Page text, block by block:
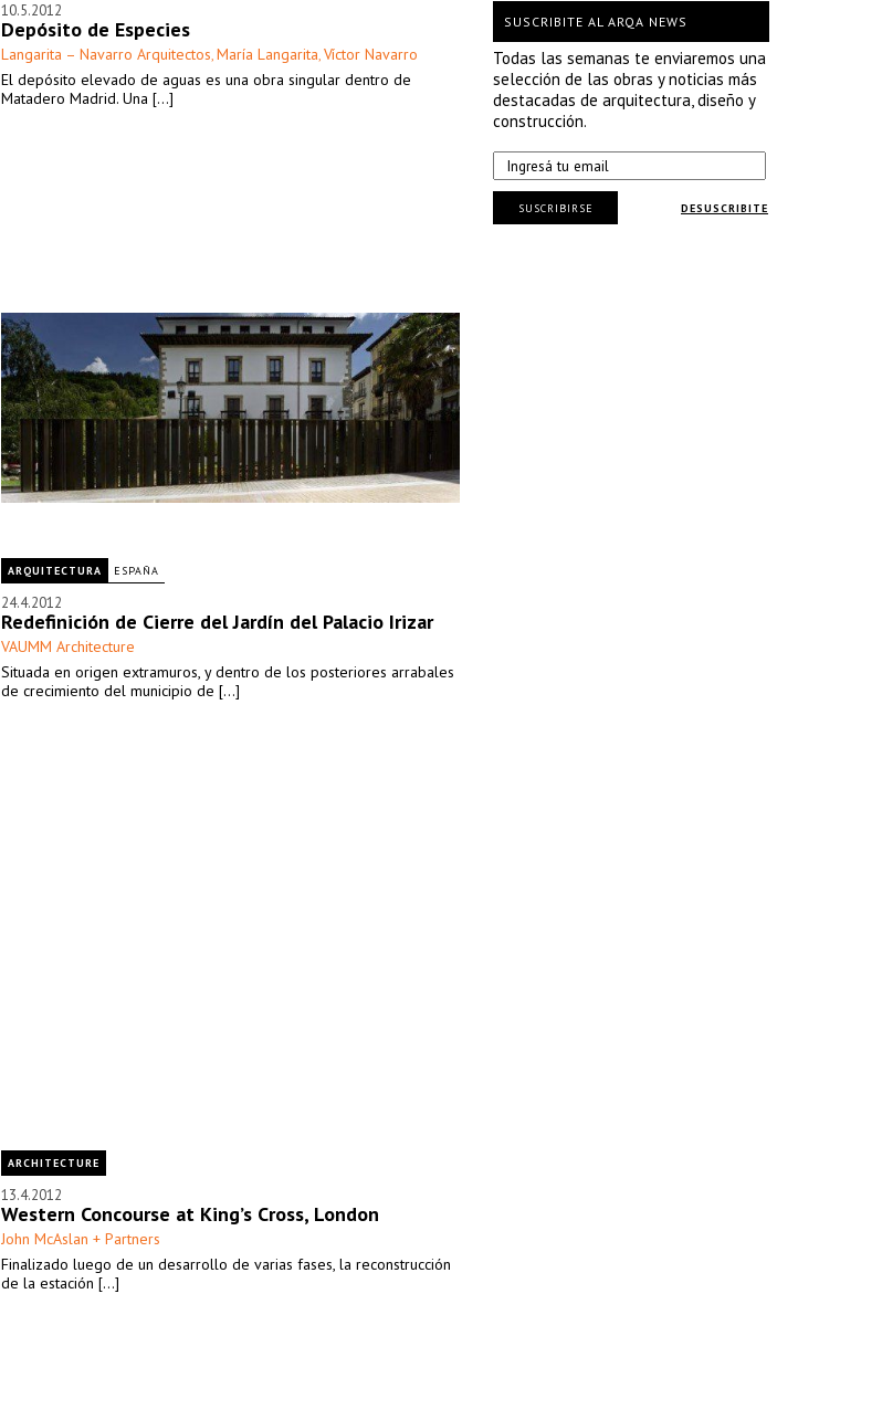
10.5.2012
Depósito de Especies
Langarita – Navarro Arquitectos, María Langarita, Víctor Navarro
El depósito elevado de aguas es una obra singular dentro de
Matadero Madrid. Una [...]
ARQUITECTURA ESPAÑA
24.4.2012
Redefinición de Cierre del Jardín del Palacio Irizar
VAUMM Architecture
Situada en origen extramuros, y dentro de los posteriores arrabales
de crecimiento del municipio de [...]
ARCHITECTURE
13.4.2012
Western Concourse at King’s Cross, London
John McAslan + Partners
Finalizado luego de un desarrollo de varias fases, la reconstrucción
de la estación [...]
SUSCRIBITE AL ARQA NEWS
Todas las semanas te enviaremos una
selección de las obras y noticias más
destacadas de arquitectura, diseño y
construcción.
DESUSCRIBITE
SUSCRIBIRSE